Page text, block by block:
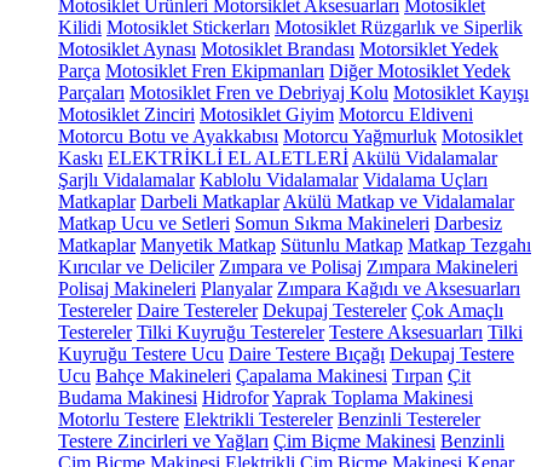
Motosiklet Ürünleri Motorsiklet Aksesuarları Motosiklet
Kilidi Motosiklet Stickerları Motosiklet Rüzgarlık ve Siperlik
Motosiklet Aynası Motosiklet Brandası Motorsiklet Yedek
Parça Motosiklet Fren Ekipmanları Diğer Motosiklet Yedek
Parçaları Motosiklet Fren ve Debriyaj Kolu Motosiklet Kayışı
Motosiklet Zinciri Motosiklet Giyim Motorcu Eldiveni
Motorcu Botu ve Ayakkabısı Motorcu Yağmurluk Motosiklet
Kaskı ELEKTRİKLİ EL ALETLERİ Akülü Vidalamalar
Şarjlı Vidalamalar Kablolu Vidalamalar Vidalama Uçları
Matkaplar Darbeli Matkaplar Akülü Matkap ve Vidalamalar
Matkap Ucu ve Setleri Somun Sıkma Makineleri Darbesiz
Matkaplar Manyetik Matkap Sütunlu Matkap Matkap Tezgahı
Kırıcılar ve Deliciler Zımpara ve Polisaj Zımpara Makineleri
Polisaj Makineleri Planyalar Zımpara Kağıdı ve Aksesuarları
Testereler Daire Testereler Dekupaj Testereler Çok Amaçlı
Testereler Tilki Kuyruğu Testereler Testere Aksesuarları Tilki
Kuyruğu Testere Ucu Daire Testere Bıçağı Dekupaj Testere
Ucu Bahçe Makineleri Çapalama Makinesi Tırpan Çit
Budama Makinesi HidroforYaprak Toplama Makinesi
Motorlu Testere Elektrikli Testereler Benzinli Testereler
Testere Zincirleri ve Yağları Çim Biçme Makinesi Benzinli
Çim Biçme Makinesi Elektrikli Çim Biçme Makinesi Kenar